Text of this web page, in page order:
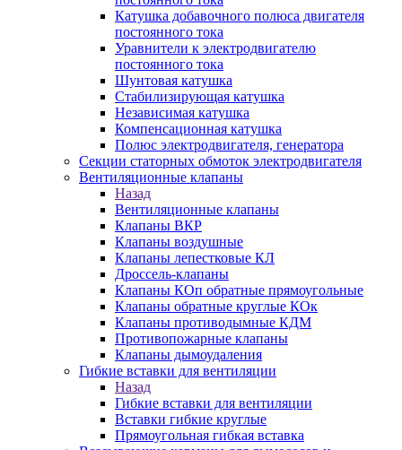
Катушка добавочного полюса двигателя
постоянного тока
Уравнители к электродвигателю
постоянного тока
Шунтовая катушка
Стабилизирующая катушка
Независимая катушка
Компенсационная катушка
Полюс электродвигателя, генератора
Секции статорных обмоток электродвигателя
Вентиляционные клапаны
Назад
Вентиляционные клапаны
Клапаны ВКР
Клапаны воздушные
Клапаны лепестковые КЛ
Дроссель-клапаны
Клапаны КОп обратные прямоугольные
Клапаны обратные круглые КОк
Клапаны противодымные КДМ
Противопожарные клапаны
Клапаны дымоудаления
Гибкие вставки для вентиляции
Назад
Гибкие вставки для вентиляции
Вставки гибкие круглые
Прямоугольная гибкая вставка